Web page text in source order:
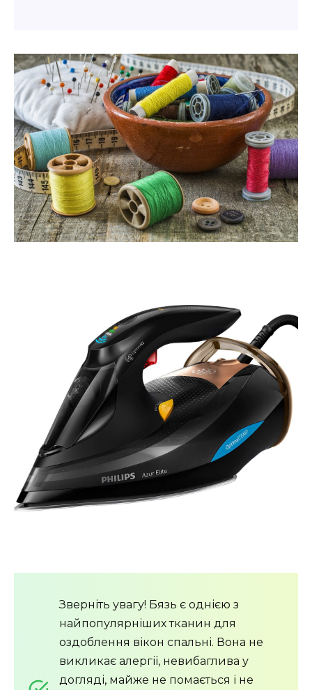
Зверніть увагу! Бязь є однією з
найпопулярніших тканин для
оздоблення вікон спальні. Вона не
викликає алергії, невибаглива у
догляді, майже не помається і не